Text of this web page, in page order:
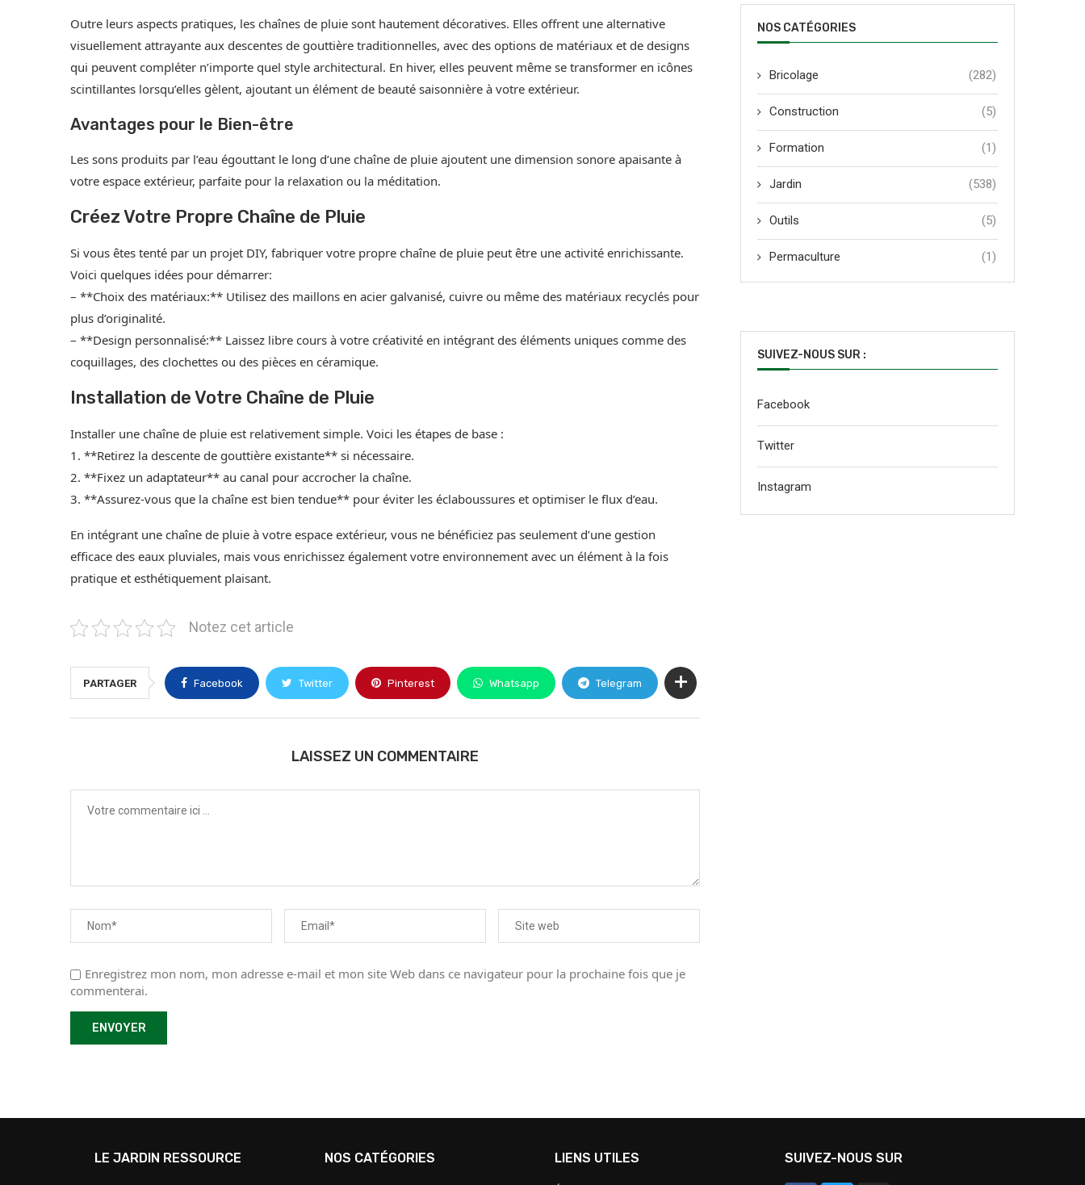
Outre leurs aspects pratiques, les chaînes de pluie sont hautement décoratives. Elles offrent une alternative
visuellement attrayante aux descentes de gouttière traditionnelles, avec des options de matériaux et de designs
qui peuvent compléter n’importe quel style architectural. En hiver, elles peuvent même se transformer en icônes
scintillantes lorsqu’elles gèlent, ajoutant un élément de beauté saisonnière à votre extérieur.
Avantages pour le Bien-être
Les sons produits par l’eau égouttant le long d’une chaîne de pluie ajoutent une dimension sonore apaisante à
votre espace extérieur, parfaite pour la relaxation ou la méditation.
Créez Votre Propre Chaîne de Pluie
Si vous êtes tenté par un projet DIY, fabriquer votre propre chaîne de pluie peut être une activité enrichissante.
Voici quelques idées pour démarrer:
– **Choix des matériaux:** Utilisez des maillons en acier galvanisé, cuivre ou même des matériaux recyclés pour
plus d’originalité.
– **Design personnalisé:** Laissez libre cours à votre créativité en intégrant des éléments uniques comme des
coquillages, des clochettes ou des pièces en céramique.
Installation de Votre Chaîne de Pluie
Installer une chaîne de pluie est relativement simple. Voici les étapes de base :
1. **Retirez la descente de gouttière existante** si nécessaire.
2. **Fixez un adaptateur** au canal pour accrocher la chaîne.
3. **Assurez-vous que la chaîne est bien tendue** pour éviter les éclaboussures et optimiser le flux d’eau.
En intégrant une chaîne de pluie à votre espace extérieur, vous ne bénéficiez pas seulement d’une gestion
efficace des eaux pluviales, mais vous enrichissez également votre environnement avec un élément à la fois
pratique et esthétiquement plaisant.
Notez cet article
PARTAGER Facebook Twitter Pinterest Whatsapp Telegram
LAISSEZ UN COMMENTAIRE
Enregistrez mon nom, mon adresse e-mail et mon site Web dans ce navigateur pour la prochaine fois que je
commenterai.
NOS CATÉGORIES
Bricolage (282)
Construction (5)
Formation (1)
Jardin (538)
Outils (5)
Permaculture (1)
SUIVEZ-NOUS SUR :
Facebook
Twitter
Instagram
LE JARDIN RESSOURCE NOS CATÉGORIES LIENS UTILES SUIVEZ-NOUS SUR